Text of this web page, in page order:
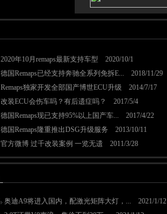
2020年10月remaps最新支持车型 2020/10/1
德国Remaps已经支持奔驰全系列免拆E... 2018/11/29
Remaps独家开发全部国产博世ECU升级 2014/7/17
改装ECU会伤车吗？有后遗症吗？ 2017/5/4
德国Remaps现已支持95%以上国产车... 2017/4/22
德国Remaps隆重推出DSG升级服务 2013/10/11
官方微博 过千改装案例 一览无遗 2011/3/28
奥迪A9将进入国内，配激光矩阵大灯，... 2021/1/12